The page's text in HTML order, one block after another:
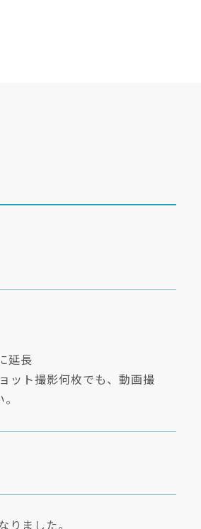
延長
ット撮影何枚でも、動画撮
りました。